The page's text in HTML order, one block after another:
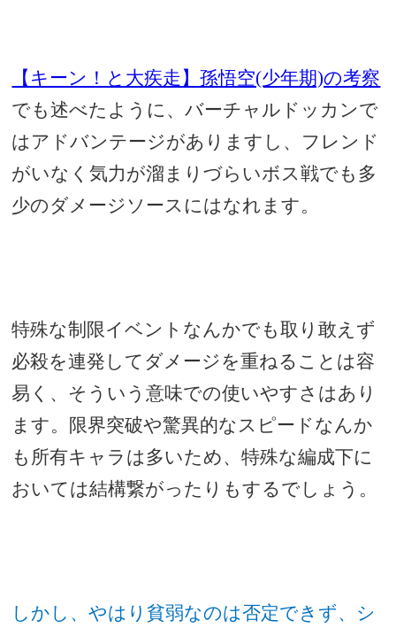
【キーン！と大疾走】孫悟空(少年期)の考察
でも述べたように、バーチャルドッカンで
はアドバンテージがありますし、フレンド
がいなく気力が溜まりづらいボス戦でも多
少のダメージソースにはなれます。
特殊な制限イベントなんかでも取り敢えず
必殺を連発してダメージを重ねることは容
易く、そういう意味での使いやすさはあり
ます。限界突破や驚異的なスピードなんか
も所有キャラは多いため、特殊な編成下に
おいては結構繋がったりもするでしょう。
しかし、やはり貧弱なのは否定できず、シ